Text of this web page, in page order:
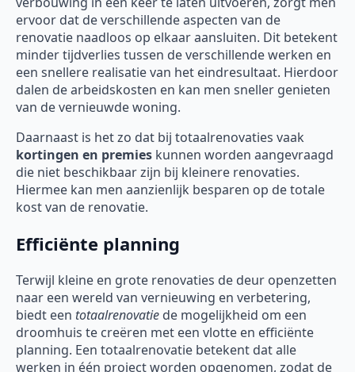
ervoor dat de verschillende aspecten van de
renovatie naadloos op elkaar aansluiten. Dit betekent
minder tijdverlies tussen de verschillende werken en
een snellere realisatie van het eindresultaat. Hierdoor
dalen de arbeidskosten en kan men sneller genieten
van de vernieuwde woning.
Daarnaast is het zo dat bij totaalrenovaties vaak
kortingen en premies kunnen worden aangevraagd
die niet beschikbaar zijn bij kleinere renovaties.
Hiermee kan men aanzienlijk besparen op de totale
kost van de renovatie.
Efficiënte planning
Terwijl kleine en grote renovaties de deur openzetten
naar een wereld van vernieuwing en verbetering,
biedt een totaalrenovatie de mogelijkheid om een
droomhuis te creëren met een vlotte en efficiënte
planning. Een totaalrenovatie betekent dat alle
werken in één project worden opgenomen, zodat de